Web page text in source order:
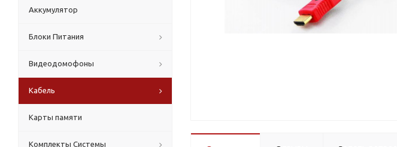
Аккумулятор
Блоки Питания
Видеодомофоны
Кабель
Карты памяти
Комплекты Системы